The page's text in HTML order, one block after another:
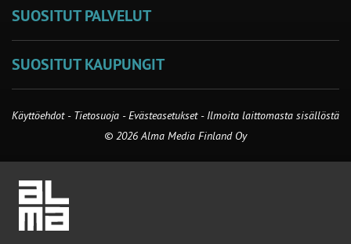
SUOSITUT PALVELUT
SUOSITUT KAUPUNGIT
Käyttöehdot - Tietosuoja -Evästeasetukset- Ilmoita laittomasta sisällöstä
© 2026 Alma Media Finland Oy